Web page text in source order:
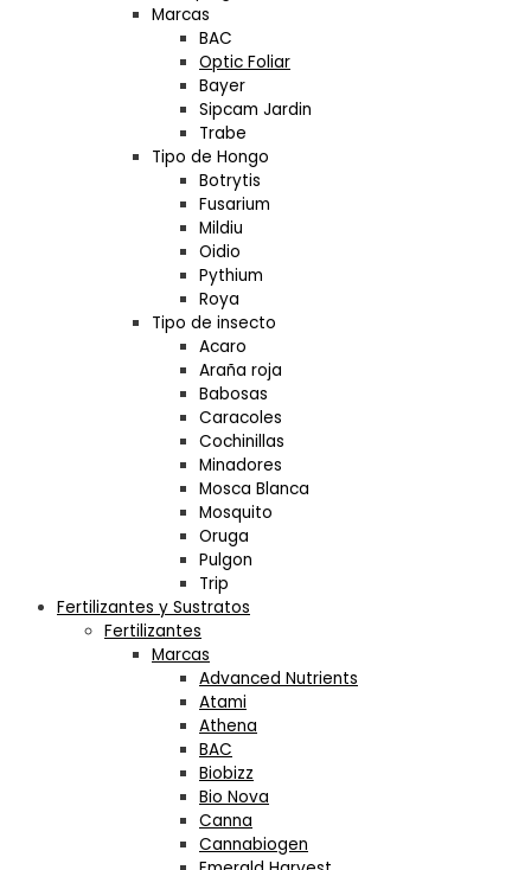
Marcas
BAC
Optic Foliar
Bayer
Sipcam Jardin
Trabe
Tipo de Hongo
Botrytis
Fusarium
Mildiu
Oidio
Pythium
Roya
Tipo de insecto
Acaro
Araña roja
Babosas
Caracoles
Cochinillas
Minadores
Mosca Blanca
Mosquito
Oruga
Pulgon
Trip
Fertilizantes y Sustratos
Fertilizantes
Marcas
Advanced Nutrients
Atami
Athena
BAC
Biobizz
Bio Nova
Canna
Cannabiogen